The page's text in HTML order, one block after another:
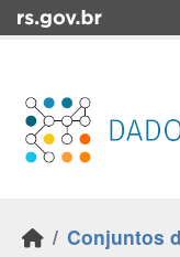
Skip to main content
Conjuntos